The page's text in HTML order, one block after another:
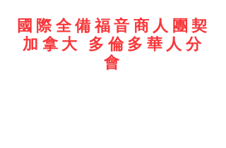
國際全備福音商人團契
加拿大 多倫多華人分
會